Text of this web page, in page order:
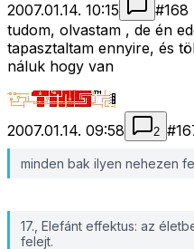
2007.01.14. 10:15 #168
tudom, olvastam , de én
tapasztaltam ennyire, és
náluk hogy van
2007.01.14. 09:58 2 #
minden bak ilyen nehezen
17., Elefánt effektus: az
felejt.